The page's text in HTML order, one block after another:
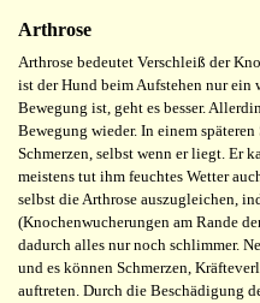
Arthrose
Arthrose bedeutet Verschleiß der
ist der Hund beim Aufstehen nur ein
Bewegung ist, geht es besser.
Bewegung wieder. In einem
Schmerzen, selbst wenn er liegt. Er
meistens tut ihm feuchtes Wetter
selbst die Arthrose auszugleichen,
(Knochenwucherungen am Rande
dadurch alles nur noch schlimmer.
und es können Schmerzen,
auftreten. Durch die Beschädigung